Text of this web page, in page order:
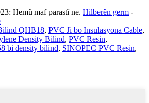
Hemû maf parastî ne. Hilberên germ -
QHB18, PVC Ji bo Insulasyona Cable,
Density Bilind, PVC Resin,
bi density bilind, SINOPEC PVC Resin,